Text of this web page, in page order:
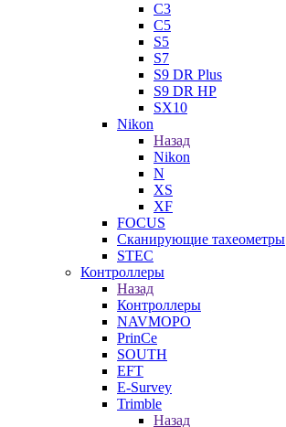
C3
C5
S5
S7
S9 DR Plus
S9 DR HP
SX10
Nikon
Назад
Nikon
N
XS
XF
FOCUS
Сканирующие тахеометры
STEC
Контроллеры
Назад
Контроллеры
NAVMOPO
PrinCe
SOUTH
EFT
E-Survey
Trimble
Назад